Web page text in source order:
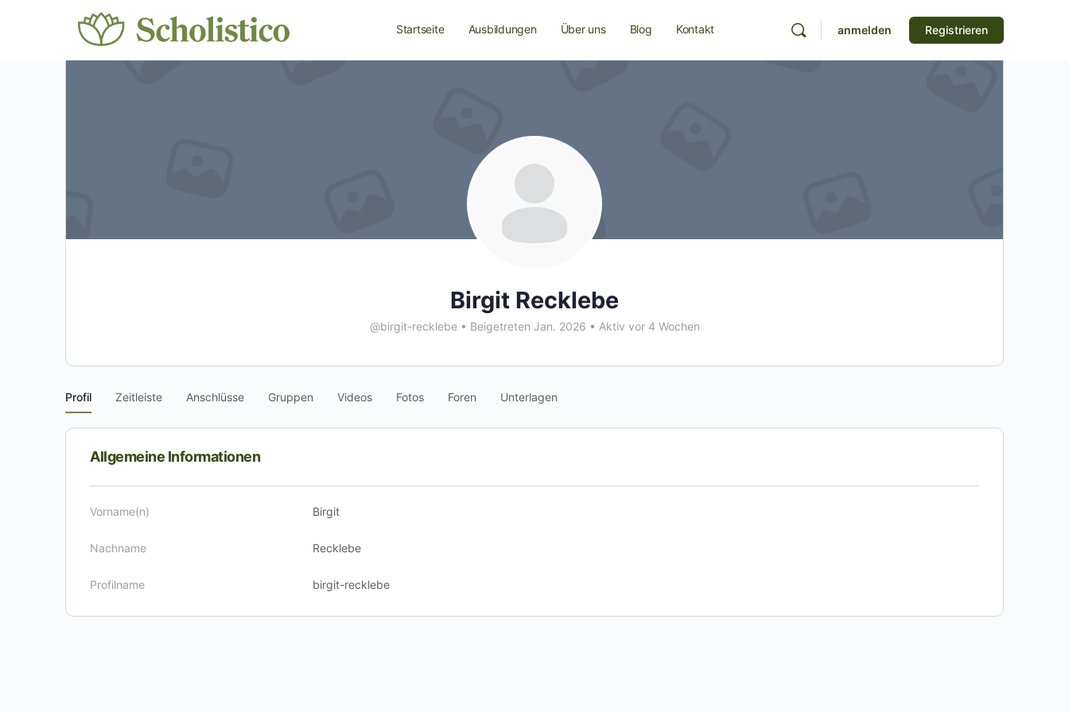
Startseite Ausbildungen Über uns Blog Kontakt anmelden Registrieren
Birgit Recklebe
@birgit-recklebe • Beigetreten Jan. 2026 • Aktiv vor 4 Wochen
Profil Zeitleiste Anschlüsse Gruppen Videos Fotos Foren Unterlagen
Allgemeine Informationen
Vorname(n) Birgit
Nachname Recklebe
Profilname birgit-recklebe